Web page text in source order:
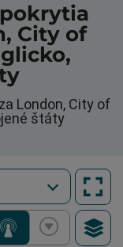
City of
London, City of
štáty